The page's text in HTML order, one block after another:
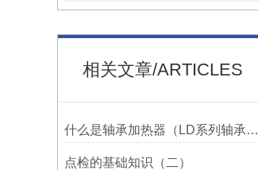
相关文章/ARTICLES
什么是轴承加热器（LD系列轴承加热器）-宁波利德仪器
点检的基础知识（二）